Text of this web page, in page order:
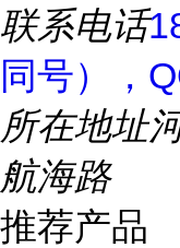
联系电话
同号），
所在地址
航海路
推荐产品